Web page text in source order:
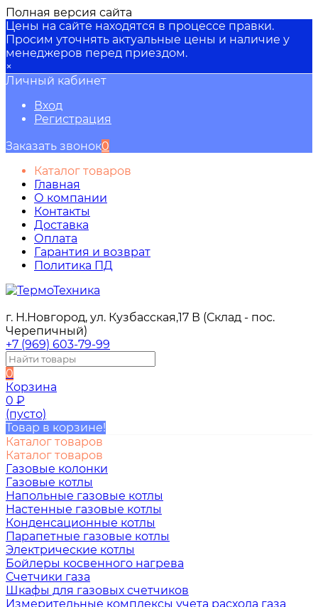
Полная версия сайта
Цены на сайте находятся в процессе правки.
Просим уточнять актуальные цены и наличие у
менеджеров перед приездом.
×
Личный кабинет
Вход
Регистрация
Заказать звонок0
Каталог товаров
Главная
О компании
Контакты
Доставка
Оплата
Гарантия и возврат
Политика ПД
г. Н.Новгород, ул. Кузбасская,17 В (Склад - пос.
Черепичный)
+7 (969) 603-79-99
0
Корзина
0 ₽
(пусто)
Товар в корзине!
Каталог товаров
Каталог товаров
Газовые колонки
Газовые котлы
Напольные газовые котлы
Настенные газовые котлы
Конденсационные котлы
Парапетные газовые котлы
Электрические котлы
Бойлеры косвенного нагрева
Счетчики газа
Шкафы для газовых счетчиков
Измерительные комплексы учета расхода газа